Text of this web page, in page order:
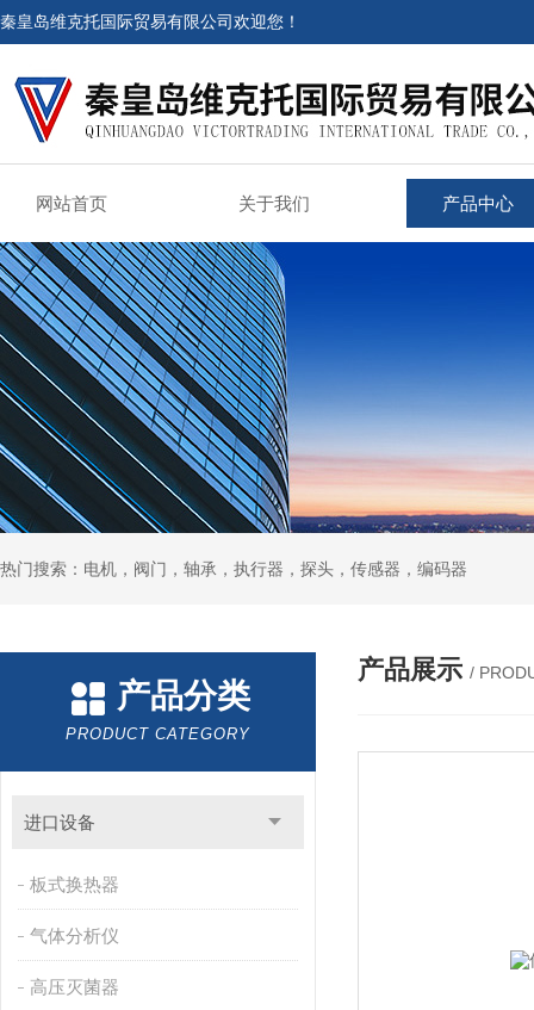
秦皇岛维克托国际贸易有限公司欢迎您！
网站首页 关于我们 产品中心
热门搜索：电机，阀门，轴承，执行器，探头，传感器，编码器
产品分类
PRODUCT CATEGORY
进口设备
板式换热器
气体分析仪
高压灭菌器
产品展示 /